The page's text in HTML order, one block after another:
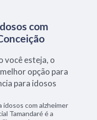
com
você esteja, o
opção para
para idosos
idosos com alzheimer
Tamandaré é a